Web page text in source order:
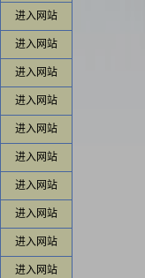
进入网站
进入网站
进入网站
进入网站
进入网站
进入网站
进入网站
进入网站
进入网站
进入网站